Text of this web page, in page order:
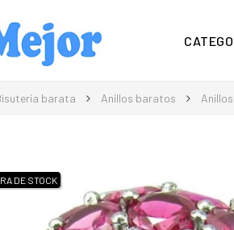
Hogar y
barata Anillos baratos
DE STOCK